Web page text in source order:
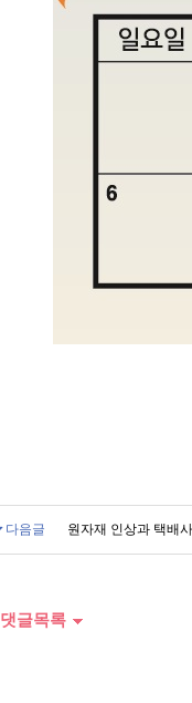
다음글 원자재 인상과 택배
댓글목록